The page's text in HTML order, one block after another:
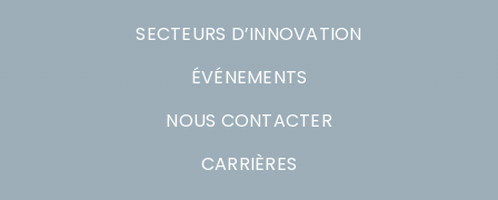
SECTEURS D’INNOVATION
ÉVÉNEMENTS
NOUS CONTACTER
CARRIÈRES